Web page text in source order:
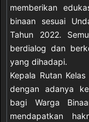
memberikan
binaan sesuai
Tahun 2022.
berdialog dan
yang dihadapi.
Kepala Rutan
dengan adanya
bagi Warga
mendapatkan